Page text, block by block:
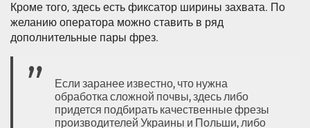
Кроме того, здесь есть фиксатор ширины захвата. По
желанию оператора можно ставить в ряд
дополнительные пары фрез.
Если заранее известно, что нужна
обработка сложной почвы, здесь либо
придется подбирать качественные фрезы
производителей Украины и Польши, либо